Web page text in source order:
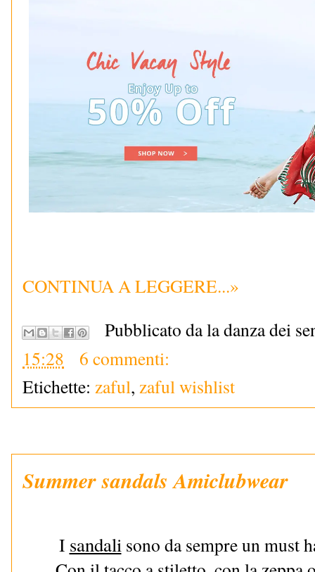
CONTINUA A LEGGERE...»
Pubblicato da la danza dei
15:28
6 commenti:
Etichette: zaful, zaful wishlist
Summer sandals Amiclubwear
I sandalisono da sempre un must